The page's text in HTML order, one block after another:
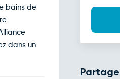
bains de
dans un